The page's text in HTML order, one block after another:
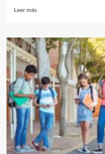
Leer másLeer
Críticas
por
el
protagónico
de
Trump
en
la
entrega
del
trofeo.